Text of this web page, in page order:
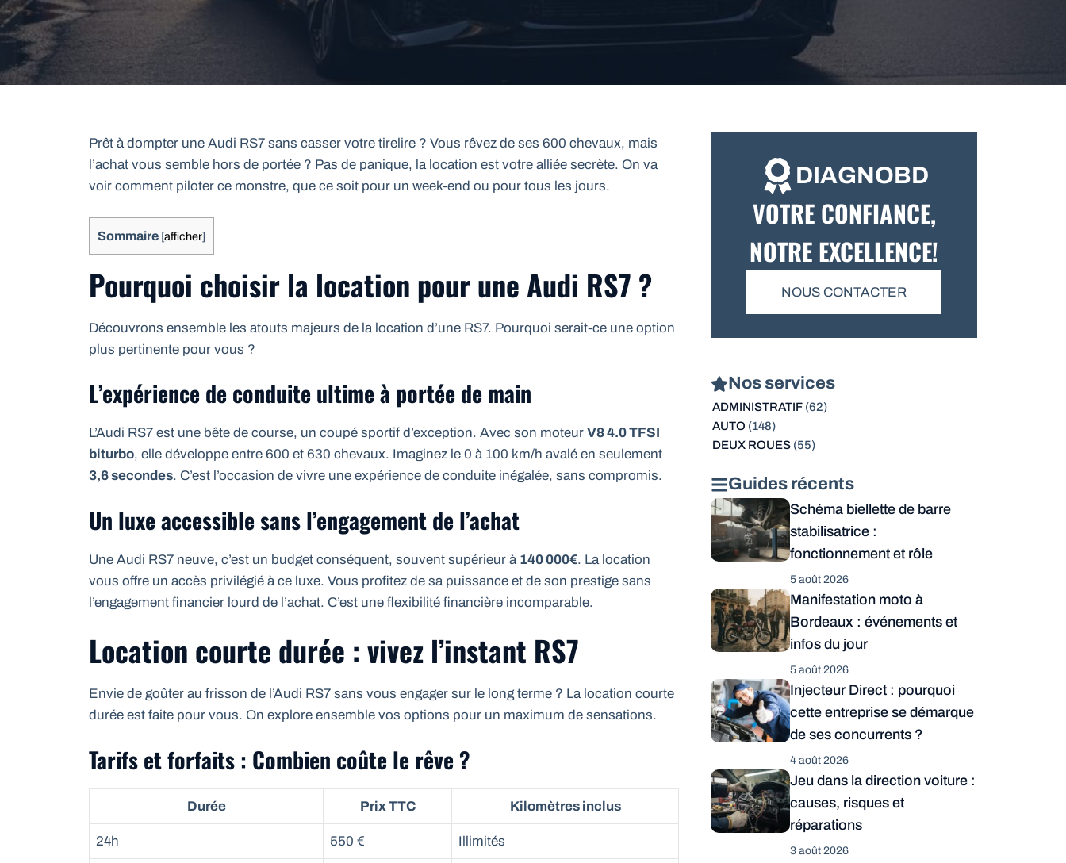
Prêt à dompter une Audi RS7 sans casser votre tirelire ? Vous rêvez de ses 600 chevaux, mais
l’achat vous semble hors de portée ? Pas de panique, la location est votre alliée secrète. On va
voir comment piloter ce monstre, que ce soit pour un week-end ou pour tous les jours.
Sommaire [afficher]
Pourquoi choisir la location pour une Audi RS7 ?
Découvrons ensemble les atouts majeurs de la location d’une RS7. Pourquoi serait-ce une option
plus pertinente pour vous ?
L’expérience de conduite ultime à portée de main
L’Audi RS7 est une bête de course, un coupé sportif d’exception. Avec son moteur V8 4.0 TFSI
biturbo, elle développe entre 600 et 630 chevaux. Imaginez le 0 à 100 km/h avalé en seulement
3,6 secondes. C’est l’occasion de vivre une expérience de conduite inégalée, sans compromis.
Un luxe accessible sans l’engagement de l’achat
Une Audi RS7 neuve, c’est un budget conséquent, souvent supérieur à 140 000€. La location
vous offre un accès privilégié à ce luxe. Vous profitez de sa puissance et de son prestige sans
l’engagement financier lourd de l’achat. C’est une flexibilité financière incomparable.
Location courte durée : vivez l’instant RS7
Envie de goûter au frisson de l’Audi RS7 sans vous engager sur le long terme ? La location courte
durée est faite pour vous. On explore ensemble vos options pour un maximum de sensations.
Tarifs et forfaits : Combien coûte le rêve ?
Durée Prix TTC Kilomètres inclus
24h 550 € Illimités
DIAGNOBD
VOTRE CONFIANCE,
NOTRE EXCELLENCE!
NOUS CONTACTER
Nos services
ADMINISTRATIF(62)
AUTO (148)
DEUX ROUES(55)
Guides récents
Schéma biellette de barre
stabilisatrice :
fonctionnement et rôle
5 août 2026
Manifestation moto à
Bordeaux : événements et
infos du jour
5 août 2026
Injecteur Direct : pourquoi
cette entreprise se démarque
de ses concurrents ?
4 août 2026
Jeu dans la direction voiture :
causes, risques et
réparations
3 août 2026